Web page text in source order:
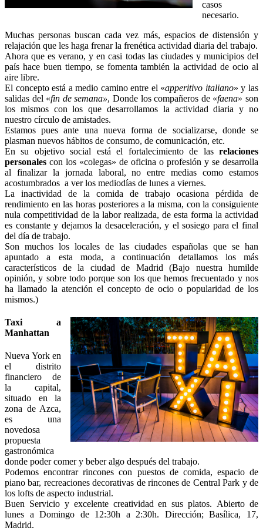
casos
necesario.
Muchas personas buscan cada vez más, espacios de distensión y
relajación que les haga frenar la frenética actividad diaria del trabajo.
Ahora que es verano, y en casi todas las ciudades y municipios del
país hace buen tiempo, se fomenta también la actividad de ocio al
aire libre.
El concepto está a medio camino entre el «apperitivo italiano» y las
salidas del «fin de semana», Donde los compañeros de «faena» son
los mismos con los que desarrollamos la actividad diaria y no
nuestro círculo de amistades.
Estamos pues ante una nueva forma de socializarse, donde se
plasman nuevos hábitos de consumo, de comunicación, etc.
En su objetivo social está el fortalecimiento de las relaciones
personales con los «colegas» de oficina o profesión y se desarrolla
al finalizar la jornada laboral, no entre medias como estamos
acostumbrados a ver los mediodías de lunes a viernes.
La inactividad de la comida de trabajo ocasiona pérdida de
rendimiento en las horas posteriores a la misma, con la consiguiente
nula competitividad de la labor realizada, de esta forma la actividad
es constante y dejamos la desaceleración, y el sosiego para el final
del día de trabajo.
Son muchos los locales de las ciudades españolas que se han
apuntado a esta moda, a continuación detallamos los más
característicos de la ciudad de Madrid (Bajo nuestra humilde
opinión, y sobre todo porque son los que hemos frecuentado y nos
ha llamado la atención el concepto de ocio o popularidad de los
mismos.)
Taxi a
Manhattan
Nueva York en
el distrito
financiero de
la capital,
situado en la
zona de Azca,
es una
novedosa
propuesta
gastronómica
donde poder comer y beber algo después del trabajo.
Podemos encontrar rincones con puestos de comida, espacio de
piano bar, recreaciones decorativas de rincones de Central Park y de
los lofts de aspecto industrial.
Buen Servicio y excelente creatividad en sus platos. Abierto de
lunes a Domingo de 12:30h a 2:30h. Dirección; Basílica, 17,
Madrid.